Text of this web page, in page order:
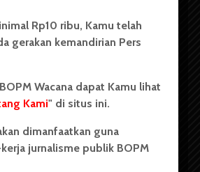
Rp10 ribu, Kamu telah
gerakan kemandirian Pers
Wacana dapat Kamu lihat
Kami" di situs ini.
dimanfaatkan guna
jurnalisme publik BOPM